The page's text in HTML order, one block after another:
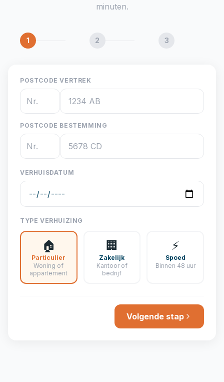
minuten.
1 2 3
POSTCODE VERTREK
POSTCODE BESTEMMING
VERHUISDATUM
TYPE VERHUIZING
🏠
Particulier
Woning of
appartement
🏢
Zakelijk
Kantoor of
bedrijf
⚡
Spoed
Binnen 48 uur
Volgende stap